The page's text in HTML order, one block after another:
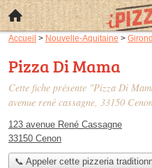
Accueil > Nouvelle-Aquitaine >
Pizza Di Mama
Cette fiche présente "Pizza Di
avenue rené cassagne, 33150
123 avenue René Cassagne
33150 Cenon
📞 Appeler cette pizzeria